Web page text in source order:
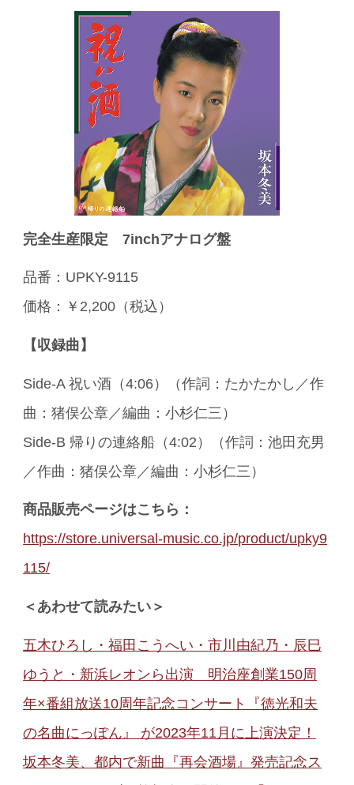
完全生産限定 7inchアナログ盤
品番：UPKY-9115
価格：￥2,200（税込）
【収録曲】
Side-A 祝い酒（4:06）（作詞：たかたかし／作
曲：猪俣公章／編曲：小杉仁三）
Side-B 帰りの連絡船（4:02）（作詞：池田充男
／作曲：猪俣公章／編曲：小杉仁三）
商品販売ページはこちら：
https://store.universal-music.co.jp/product/upky9
115/
＜あわせて読みたい＞
五木ひろし・福田こうへい・市川由紀乃・辰巳
ゆうと・新浜レオンら出演 明治座創業150周
年×番組放送10周年記念コンサート『徳光和夫
の名曲にっぽん』 が2023年11月に上演決定！
坂本冬美、都内で新曲『再会酒場』発売記念ス